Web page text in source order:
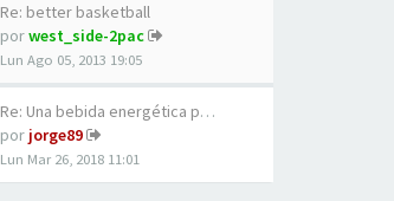
Re: better basketball
porwest_side-2pac
Lun Ago 05, 2013 19:05
Re: Una bebida energética par…
por jorge89
Lun Mar 26, 2018 11:01